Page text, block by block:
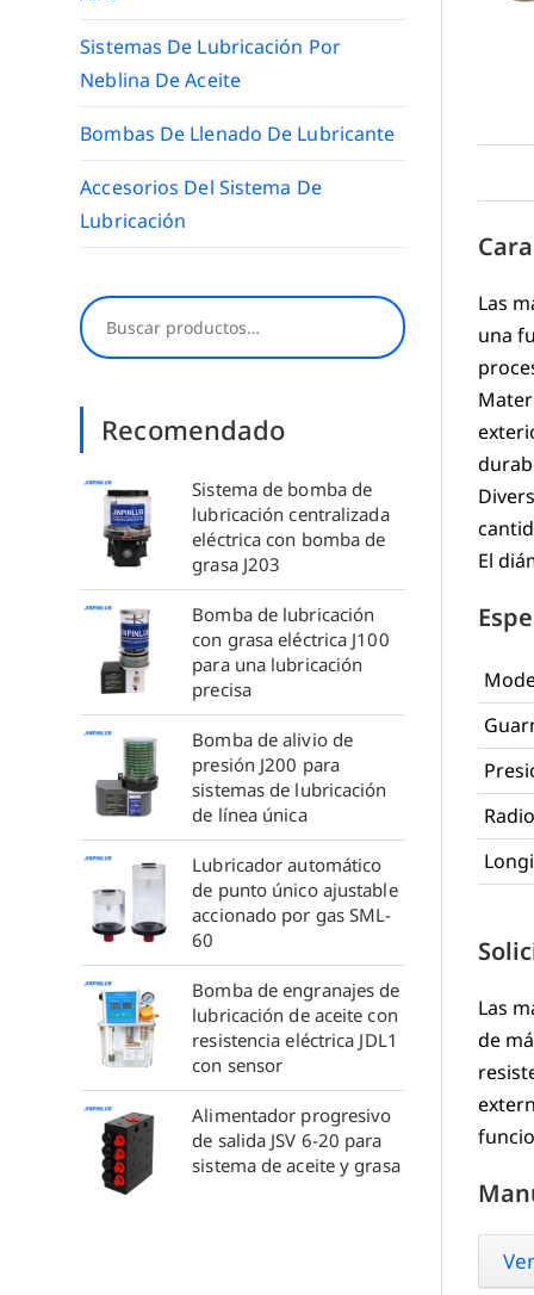
Las
una
El
Las
de
Sistemas De Lubricación Por
Neblina De Aceite
Bombas De Llenado De Lubricante
Accesorios Del Sistema De
Lubricación
Buscar
Recomendado
Sistema de bomba de
lubricación centralizada
eléctrica con bomba de
grasa J203
Bomba de lubricación
con grasa eléctrica J100
para una lubricación
precisa
Bomba de alivio de
presión J200 para
sistemas de lubricación
de línea única
Lubricador automático
de punto único ajustable
accionado por gas SML-
60
Bomba de engranajes de
lubricación de aceite con
resistencia eléctrica JDL1
con sensor
Alimentador progresivo
de salida JSV 6-20 para
sistema de aceite y grasa